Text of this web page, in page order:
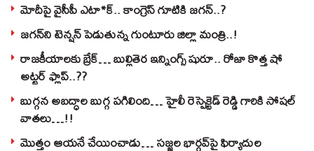
మోదీపై వైసీపీ ఎటా*క్.. కాంగ్రెస్ గూటికి జగన్..?
జగన్‌ని టెన్షన్‌ పెడుతున్న గుంటూరు జిల్లా మంత్రి..!
రాజకీయాలకు బ్రేక్… బుల్లితెర ఇన్నింగ్స్ షురూ.. రోజా కొత్త షో
అట్టర్ ఫ్లాప్..??
బుగ్గన అబద్ధాల బుగ్గ పగిలింది… హైలీ రెస్పెక్టెడ్‌ రెడ్డి గారికి సోషల్‌
వాతలు…!!
మొత్తం ఆయనే చేయించాడు… సజ్జల భార్గవ్‌పై ఫిర్యాదుల